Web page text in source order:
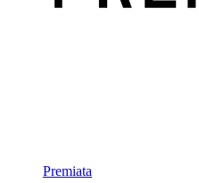
Premiata